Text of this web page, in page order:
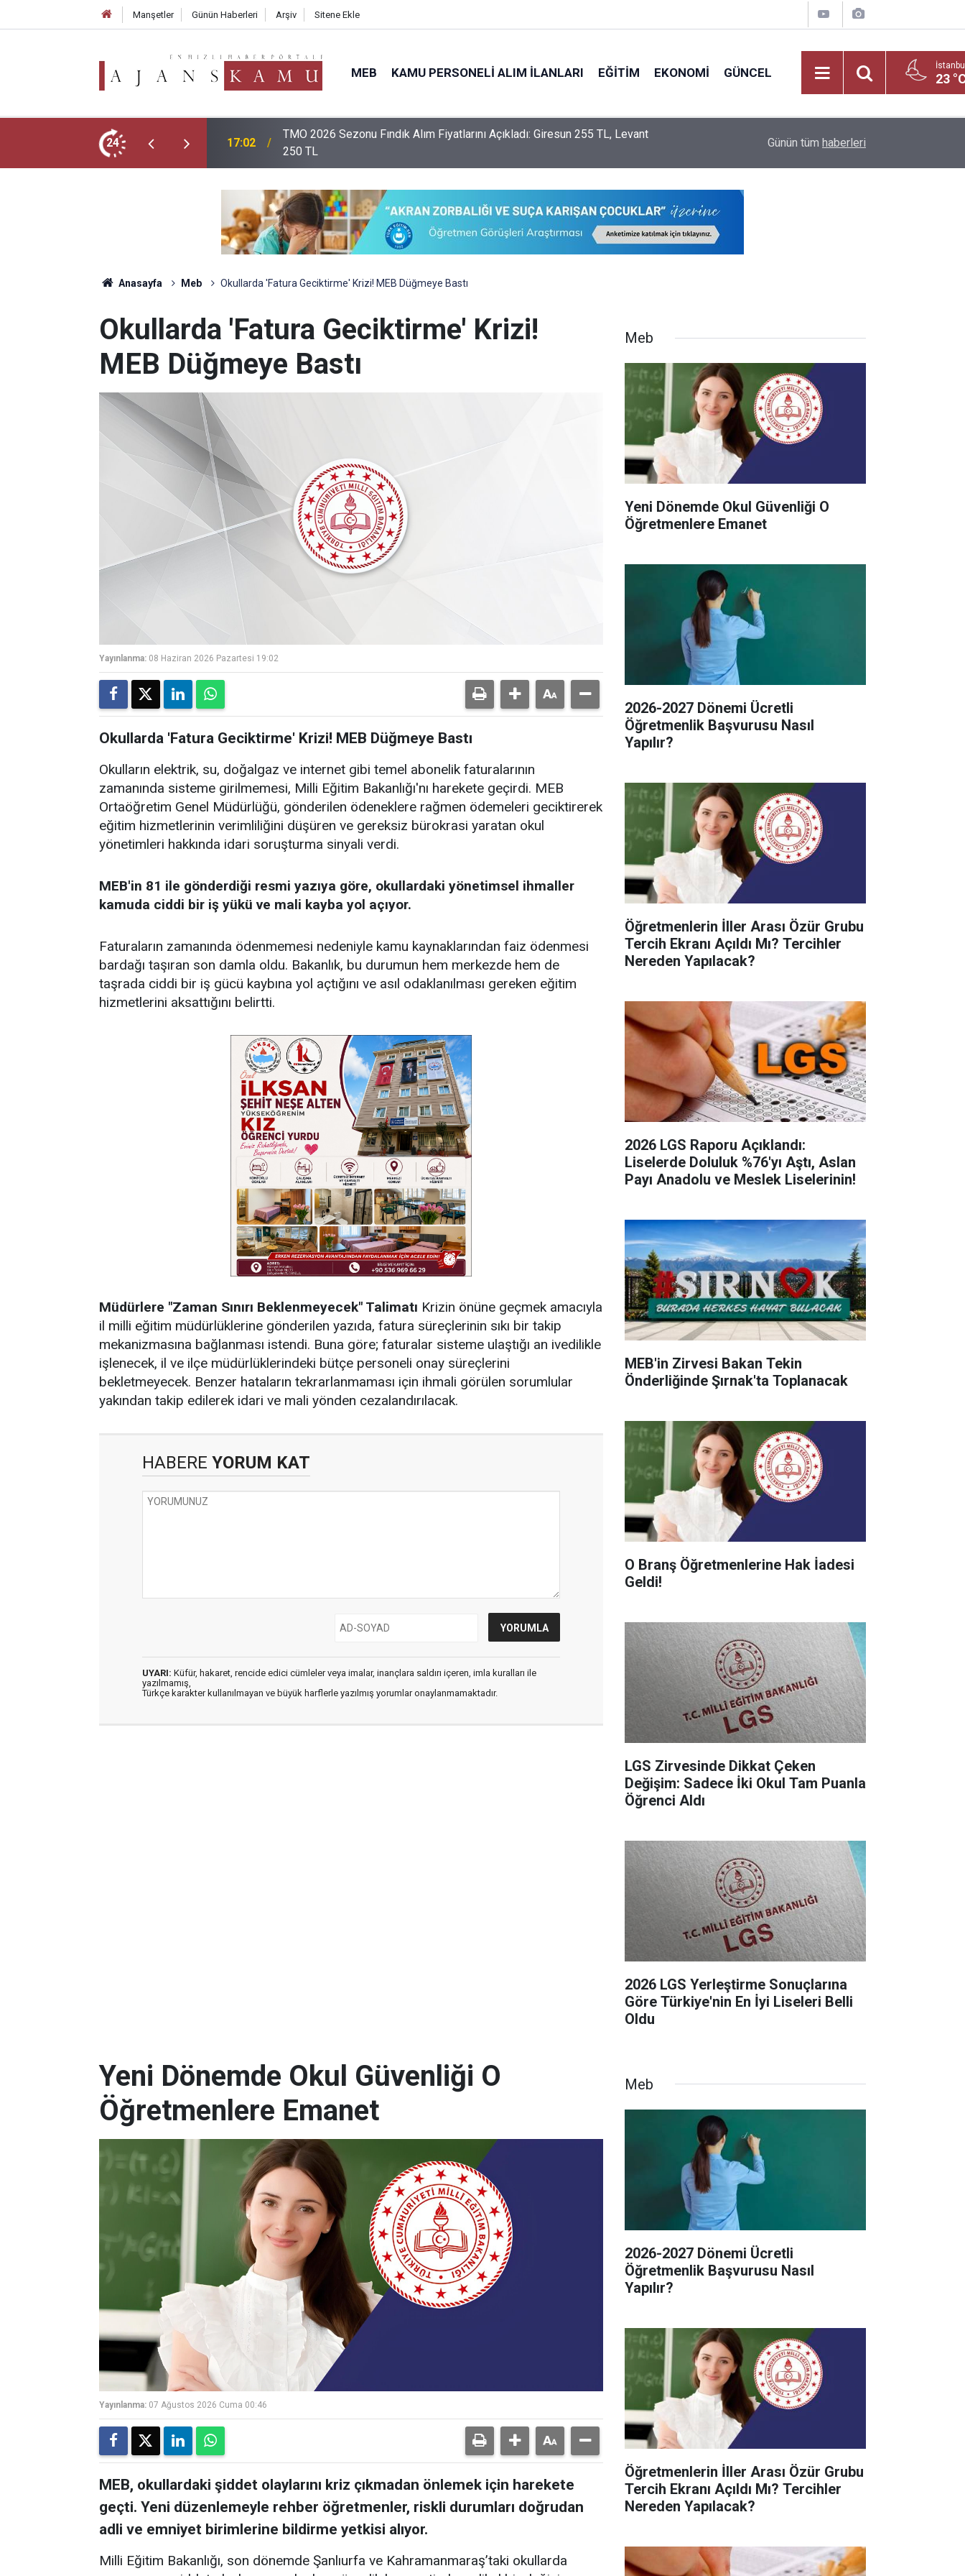
Manşetler Günün Haberleri Arşiv Sitene Ekle
MEB KAMU PERSONELI ALIM İLANLARI EĞITIM EKONOMI GÜNCEL 23
24
Açıkladı: Giresun 255 TL, Levant
16:12
Öğretmenlerin İller Arası Özür Grubu Tercih Ekranı Açıldı Mı? Tercihler
Nereden Yapılacak?
ve Meslek Liselerinin!
Günün tüm haberleri
Anasayfa Meb Okullarda 'Fatura Geciktirme' Krizi! MEB Düğmeye Bastı
Okullarda 'Fatura Geciktirme' Krizi!
MEB Düğmeye Bastı
Yayınlanma: 08 Haziran 2026 Pazartesi 19:02
Okullarda 'Fatura Geciktirme' Krizi! MEB Düğmeye Bastı
Okulların elektrik, su, doğalgaz ve internet gibi temel abonelik faturalarının
zamanında sisteme girilmemesi, Milli Eğitim Bakanlığı'nı harekete geçirdi. MEB
Ortaöğretim Genel Müdürlüğü, gönderilen ödeneklere rağmen ödemeleri geciktirerek
eğitim hizmetlerinin verimliliğini düşüren ve gereksiz bürokrasi yaratan okul
yönetimleri hakkında idari soruşturma sinyali verdi.
MEB'in 81 ile gönderdiği resmi yazıya göre, okullardaki yönetimsel ihmaller
kamuda ciddi bir iş yükü ve mali kayba yol açıyor.
Faturaların zamanında ödenmemesi nedeniyle kamu kaynaklarından faiz ödenmesi
bardağı taşıran son damla oldu. Bakanlık, bu durumun hem merkezde hem de
taşrada ciddi bir iş gücü kaybına yol açtığını ve asıl odaklanılması gereken eğitim
hizmetlerini aksattığını belirtti.
Müdürlere "Zaman Sınırı Beklenmeyecek" Talimatı Krizin önüne geçmek amacıyla
il milli eğitim müdürlüklerine gönderilen yazıda, fatura süreçlerinin sıkı bir takip
mekanizmasına bağlanması istendi. Buna göre; faturalar sisteme ulaştığı an ivedilikle
işlenecek, il ve ilçe müdürlüklerindeki bütçe personeli onay süreçlerini
bekletmeyecek. Benzer hataların tekrarlanmaması için ihmali görülen sorumlular
yakından takip edilerek idari ve mali yönden cezalandırılacak.
HABERE YORUM KAT
UYARI: Küfür, hakaret, rencide edici cümleler veya imalar, inançlara saldırı içeren, imla kuralları ile
yazılmamış,
Türkçe karakter kullanılmayan ve büyük harflerle yazılmış yorumlar onaylanmamaktadır.
Meb
Yeni Dönemde Okul Güvenliği O
Öğretmenlere Emanet
2026-2027 Dönemi Ücretli
Öğretmenlik Başvurusu Nasıl
Yapılır?
Öğretmenlerin İller Arası Özür Grubu
Tercih Ekranı Açıldı Mı? Tercihler
Nereden Yapılacak?
2026 LGS Raporu Açıklandı:
Liselerde Doluluk %76'yı Aştı, Aslan
Payı Anadolu ve Meslek Liselerinin!
MEB'in Zirvesi Bakan Tekin
Önderliğinde Şırnak'ta Toplanacak
O Branş Öğretmenlerine Hak İadesi
Geldi!
LGS Zirvesinde Dikkat Çeken
Değişim: Sadece İki Okul Tam Puanla
Öğrenci Aldı
2026 LGS Yerleştirme Sonuçlarına
Göre Türkiye'nin En İyi Liseleri Belli
Oldu
Yeni Dönemde Okul Güvenliği O
Öğretmenlere Emanet
Yayınlanma: 07 Ağustos 2026 Cuma 00:46
MEB, okullardaki şiddet olaylarını kriz çıkmadan önlemek için harekete
geçti. Yeni düzenlemeyle rehber öğretmenler, riskli durumları doğrudan
adli ve emniyet birimlerine bildirme yetkisi alıyor.
Milli Eğitim Bakanlığı, son dönemde Şanlıurfa ve Kahramanmaraş’taki okullarda
Meb
2026-2027 Dönemi Ücretli
Öğretmenlik Başvurusu Nasıl
Yapılır?
Öğretmenlerin İller Arası Özür Grubu
Tercih Ekranı Açıldı Mı? Tercihler
Nereden Yapılacak?